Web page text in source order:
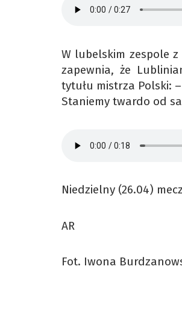
W lubelskim zespole
zapewnia, że
tytułu mistrza Polski:
Staniemy twardo od
Niedzielny (26.04)
AR
Fot. Iwona